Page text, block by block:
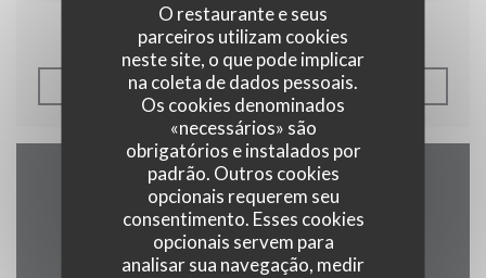
O restaurante e seus
parceiros utilizam cookies
neste site, o que pode implicar
na coleta de dados pessoais.
Os cookies denominados
«necessários» são
obrigatórios e instalados por
padrão. Outros cookies
opcionais requerem seu
consentimento. Esses cookies
opcionais servem para
analisar sua navegação, medir
LER O ARTIGO((ABRE NUMA NOVA
Mapa e Contacto